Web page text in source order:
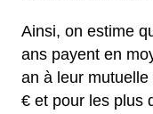
Ainsi, on estime
ans payent en
an à leur mutuelle
€ et pour les plus